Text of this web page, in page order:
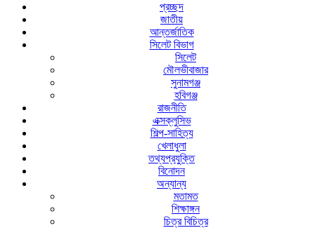
প্রচ্ছদ
জাতীয়
আন্তর্জাতিক
সিলেট বিভাগ
সিলেট
মৌলভীবাজার
সুনামগঞ্জ
হবিগঞ্জ
রাজনীতি
এক্সক্লুসিভ
শিল্প-সাহিত্য
খেলাধুলা
তথ্যপ্রযুক্তি
বিনোদন
অন্যান্য
মতামত
শিক্ষাঙ্গন
চিত্র বিচিত্র